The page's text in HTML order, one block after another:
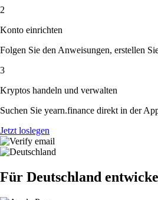
2
Konto einrichten
Folgen Sie den Anweisungen, erstellen
3
Kryptos handeln und verwalten
Suchen Sie yearn.finance direkt in der
Jetzt loslegen
Für Deutschland